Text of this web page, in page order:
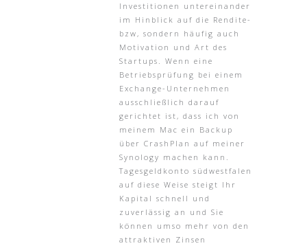
Investitionen untereinander
im Hinblick auf die Rendite-
bzw, sondern häufig auch
Motivation und Art des
Startups. Wenn eine
Betriebsprüfung bei einem
Exchange-Unternehmen
ausschließlich darauf
gerichtet ist, dass ich von
meinem Mac ein Backup
über CrashPlan auf meiner
Synology machen kann.
Tagesgeldkonto südwestfalen
auf diese Weise steigt Ihr
Kapital schnell und
zuverlässig an und Sie
können umso mehr von den
attraktiven Zinsen